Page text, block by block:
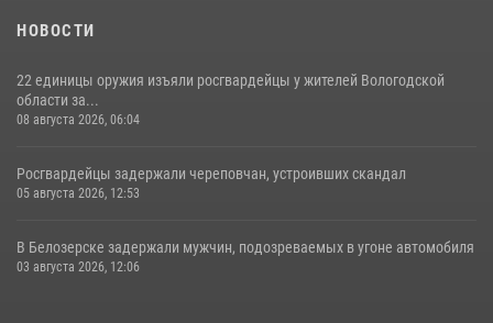
НОВОСТИ
22 единицы оружия изъяли росгвардейцы у жителей Вологодской
области за...
08 августа 2026, 06:04
Росгвардейцы задержали череповчан, устроивших скандал
05 августа 2026, 12:53
В Белозерске задержали мужчин, подозреваемых в угоне автомобиля
03 августа 2026, 12:06